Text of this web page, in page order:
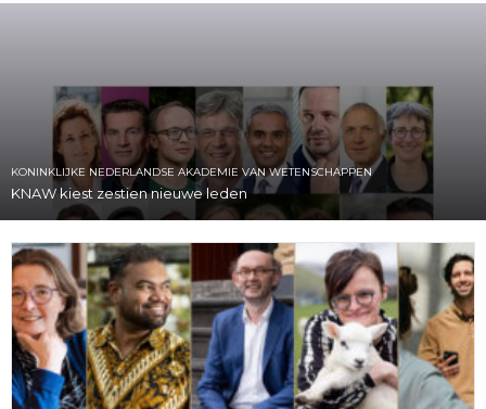
KONINKLIJKE NEDERLANDSE AKADEMIE VAN WETENSCHAPPEN
KNAW kiest zestien nieuwe leden